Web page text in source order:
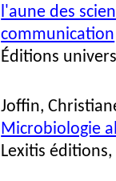
l'aune des
communication
Éditions
Joffin,
Microbiologie
Lexitis éditions,